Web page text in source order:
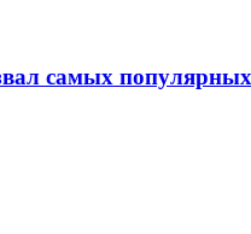
самых